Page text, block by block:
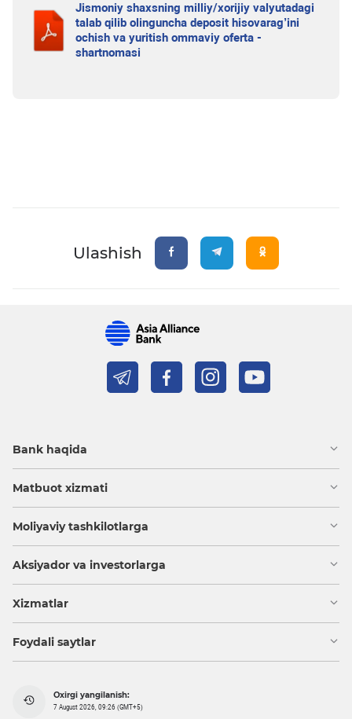
Jismoniy shaxsning milliy/xorijiy valyutadagi
talab qilib olinguncha deposit hisovarag’ini
ochish va yuritish ommaviy oferta -
shartnomasi
Ulashish
Bank haqida
Matbuot xizmati
Moliyaviy tashkilotlarga
Aksiyador va investorlarga
Xizmatlar
Foydali saytlar
Oxirgi yangilanish:
7 August 2026, 09:26 (GMT+5)